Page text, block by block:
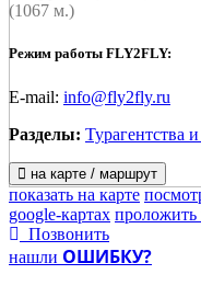
(1067 м.)
Режим работы FLY2FLY:
E-mail: info@fly2fly.ru
Разделы: Турагентства
на карте / маршрут
показать на карте
google-картах
Позвонить
нашли ОШИБКУ?